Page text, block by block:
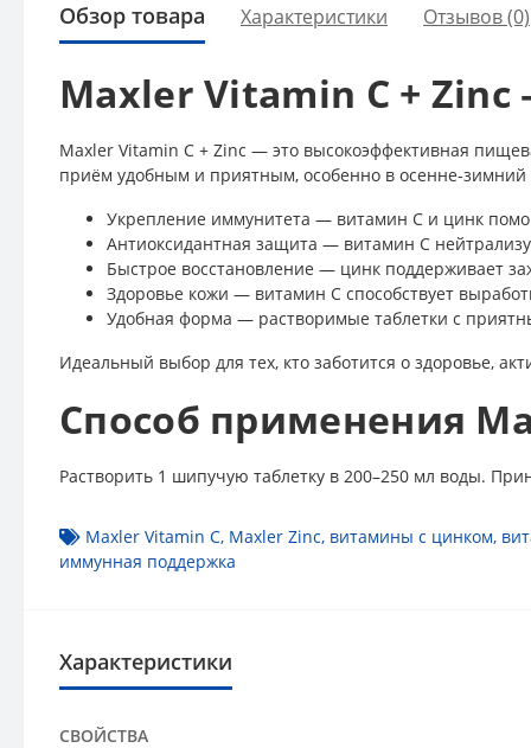
Обзор товара Характеристики Отзывов (0)
Maxler Vitamin C +
Maxler Vitamin C + Zinc — это высокоэффективная
приём удобным и приятным, особенно в осенне-зимний
Укрепление иммунитета — витамин C и цинк
Антиоксидантная защита — витамин C
Быстрое восстановление — цинк поддерживает
Здоровье кожи — витамин C способствует
Удобная форма — растворимые таблетки с
Идеальный выбор для тех, кто заботится о здоровье,
Способ применения
Растворить 1 шипучую таблетку в 200–250 мл воды.
Maxler Vitamin C, Maxler Zinc, витамины с цинком,
иммунная поддержка
Характеристики
СВОЙСТВА